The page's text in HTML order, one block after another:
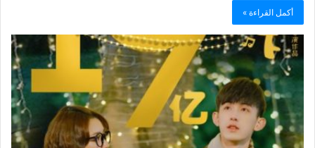
أكمل القراءة »